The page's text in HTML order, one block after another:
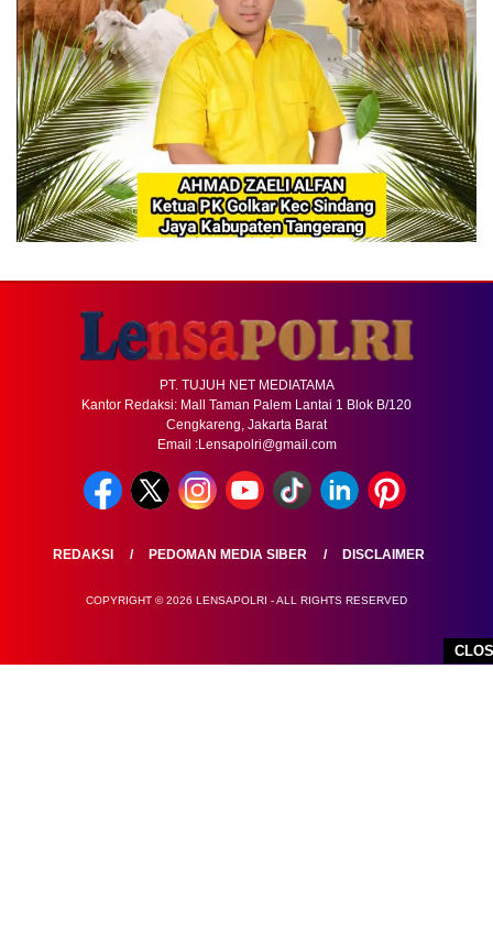
PT. TUJUH NET MEDIATAMA
Kantor Redaksi: Mall Taman Palem Lantai 1 Blok B/120
Cengkareng, Jakarta Barat
Email :Lensapolri@gmail.com
REDAKSI PEDOMAN MEDIA SIBER DISCLAIMER
COPYRIGHT © 2026 LENSAPOLRI - ALL RIGHTS RESERVED